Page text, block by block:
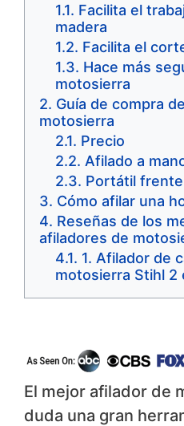
Facilita el
madera
Facilita el
Hace más
motosierra
Guía de compra
motosierra
Precio
Afilado a
Portátil
Cómo afilar una
Reseñas de los
afiladores de
1. Afilador de
motosierra Stihl 2
El mejor afilador de
duda una gran